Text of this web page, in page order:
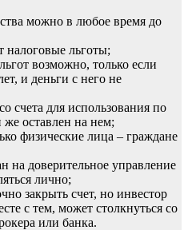
можно в любое время до
льготы;
возможно, только если
и деньги с него не
счета для использования по
оставлен на нем;
физические лица – граждане
на доверительное управление
лично;
закрыть счет, но инвестор
с тем, может столкнуться со
или банка.